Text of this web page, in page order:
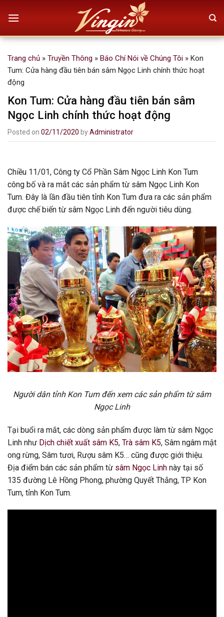
Trang chủ » Truyền Thông » Báo Chí Nói về Chúng Tôi » Kon
Tum: Cửa hàng đầu tiên bán sâm Ngọc Linh chính thức hoạt
động
Kon Tum: Cửa hàng đầu tiên bán sâm
Ngọc Linh chính thức hoạt động
Posted on 02/11/2020 byAdministrator
Chiều 11/01, Công ty Cổ Phần Sâm Ngọc Linh Kon Tum
công bố và ra mắt các sản phẩm từ sâm Ngọc Linh Kon
Tum. Đây là lần đầu tiên tỉnh Kon Tum đưa ra các sản phẩm
được chế biến từ sâm Ngọc Linh đến người tiêu dùng.
Người dân tỉnh Kon Tum đến xem các sản phẩm từ sâm
Ngọc Linh
Tại buổi ra mắt, các dòng sản phẩm được làm từ sâm Ngọc
Linh như Dịch chiết xuất sâm K5, Trà sâm K5, Sâm ngâm mật
ong rừng, Sâm tươi, Rượu sâm K5… cũng được giới thiệu.
Địa điểm bán các sản phẩm từ sâm Ngọc Linh này tại số
135 đường Lê Hồng Phong, phường Quyết Thắng, TP Kon
Tum, tỉnh Kon Tum.